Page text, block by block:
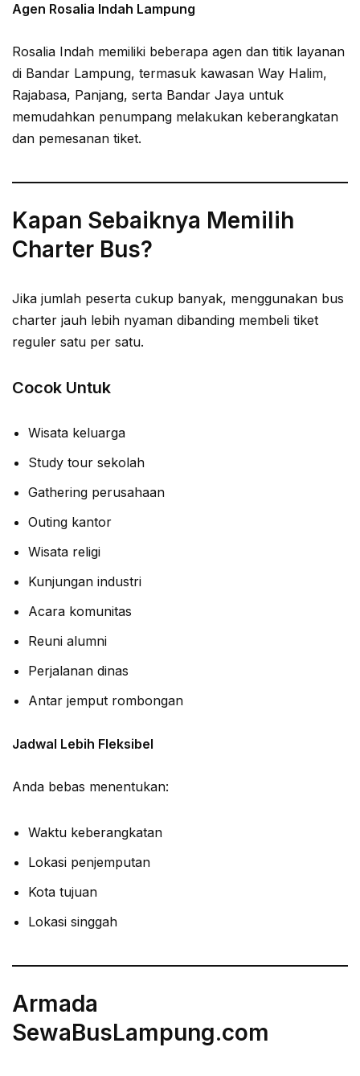
Agen Rosalia Indah Lampung
Rosalia Indah memiliki beberapa agen dan titik layanan
di Bandar Lampung, termasuk kawasan Way Halim,
Rajabasa, Panjang, serta Bandar Jaya untuk
memudahkan penumpang melakukan keberangkatan
dan pemesanan tiket.
Kapan Sebaiknya Memilih
Charter Bus?
Jika jumlah peserta cukup banyak, menggunakan bus
charter jauh lebih nyaman dibanding membeli tiket
reguler satu per satu.
Cocok Untuk
Wisata keluarga
Study tour sekolah
Gathering perusahaan
Outing kantor
Wisata religi
Kunjungan industri
Acara komunitas
Reuni alumni
Perjalanan dinas
Antar jemput rombongan
Jadwal Lebih Fleksibel
Anda bebas menentukan:
Waktu keberangkatan
Lokasi penjemputan
Kota tujuan
Lokasi singgah
Armada
SewaBusLampung.com